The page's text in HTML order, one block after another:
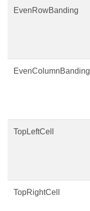
EvenRowBanding
EvenColumnBanding
TopLeftCell
TopRightCell